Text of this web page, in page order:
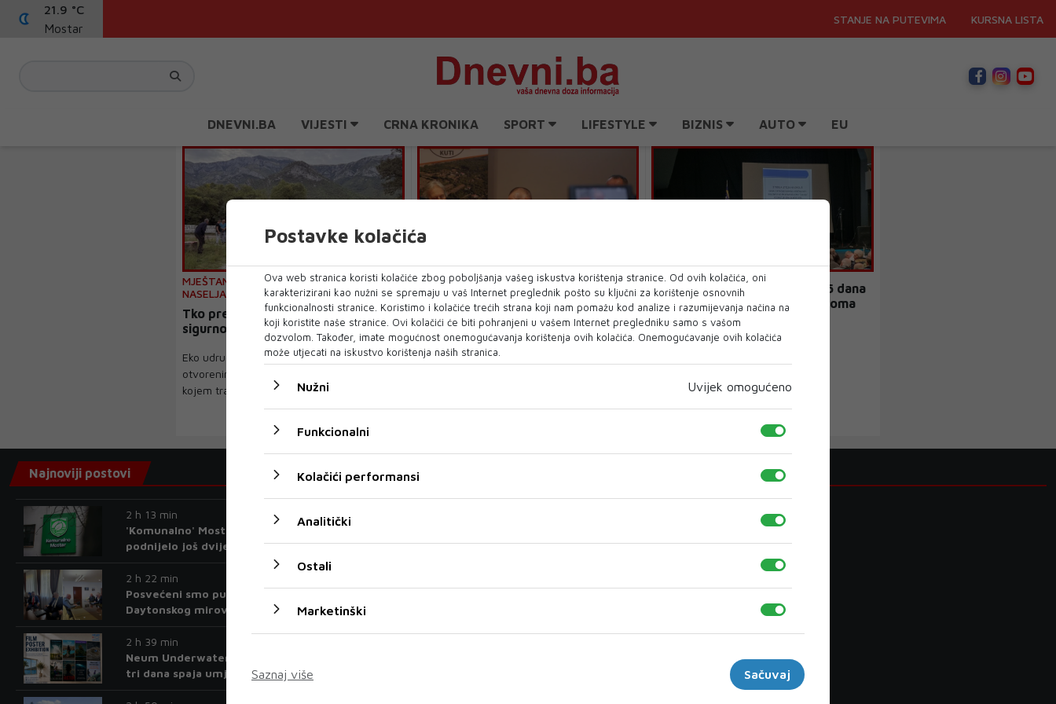
21.9 °C
Mostar
STANJE NA PUTEVIMA KURSNA LISTA
DNEVNI.BA VIJESTI CRNA KRONIKA SPORT LIFESTYLE BIZNIS AUTO EU
MJEŠTANI MOSTARSKOG PRIGRADSKOG
NASELJA KUTI PITAJU
Tko preuzima odgovornost za
sigurnost deminiranja?
Eko udruga Kuti obratila se javnosti
otvorenim pismom upućenim BHMAC-u, u
kojem traži odgovore na...
Preminuo je Branislav Ćorić istaknuti
član Udruženja Eko Kuti
MOSTAR Mještanima rok od 15 dana
za argumente protiv kamenoloma
Postavke kolačića
Ova web stranica koristi kolačiće zbog poboljšanja vašeg iskustva korištenja stranice. Od ovih kolačića, oni
karakterizirani kao nužni se spremaju u vaš Internet preglednik pošto su ključni za korištenje osnovnih
funkcionalnosti stranice. Koristimo i kolačiće trećih strana koji nam pomažu kod analize i razumijevanja načina na
koji koristite naše stranice. Ovi kolačići će biti pohranjeni u vašem Internet pregledniku samo s vašom
dozvolom. Također, imate mogućnost onemogućavanja korištenja ovih kolačića. Onemogućavanje ovih kolačića
može utjecati na iskustvo korištenja naših stranica.
Nužni Uvijek omogućeno
Funkcionalni
Kolačići performansi
Analitički
Ostali
Marketinški
Saznaj više Sačuvaj
Najnoviji postovi
2 h 13 min
'Komunalno' Mostar tužiteljstvu
podnijelo još dvije kaznene prijave
2 h 22 min
Posvećeni smo punoj provedbi
Daytonskog mirovnog sporazuma
2 h 39 min
Neum Underwater Film Festival kroz
tri dana spaja umjetnost filma i more
Zanimljivosti
priznanje žirija na XII Green
01 Kol 2026
današnjice
Kategorije
BIH
NOGOMET
LOKALNO
VIJESTI BIH
VIJESTI IZ SVIJETA